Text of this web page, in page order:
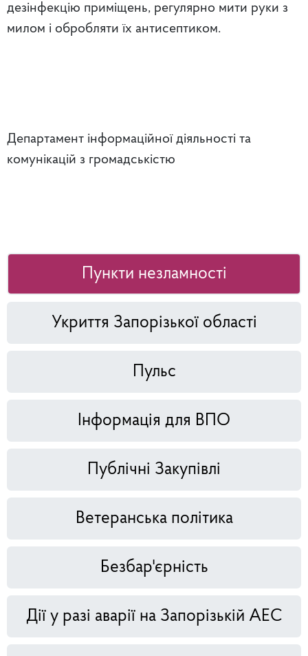
дезінфекцію приміщень, регулярно мити руки з
милом і обробляти їх антисептиком.
Департамент інформаційної діяльності та
комунікацій з громадськістю
Пункти незламності
Укриття Запорізької області
Пульс
Інформація для ВПО
Публічні Закупівлі
Ветеранська політика
Безбар'єрність
Дії у разі аварії на Запорізькій АЕС